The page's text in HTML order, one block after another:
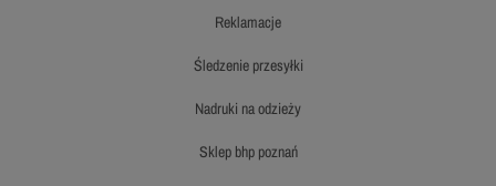
reklamacje
śledzenie przesyłki
nadruki na odzieży
sklep bhp poznań